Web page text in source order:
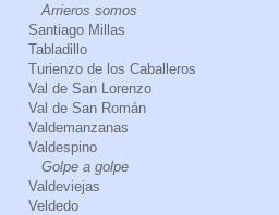
Arrieros somos
Santiago Millas
Tabladillo
Turienzo de los Caballeros
Val de San Lorenzo
Val de San Román
Valdemanzanas
Valdespino
Golpe a golpe
Valdeviejas
Veldedo